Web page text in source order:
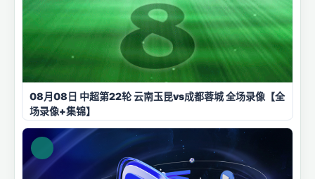
08月08日 中超第22轮 云南玉昆vs成都蓉城 全场录像【全
场录像+集锦】